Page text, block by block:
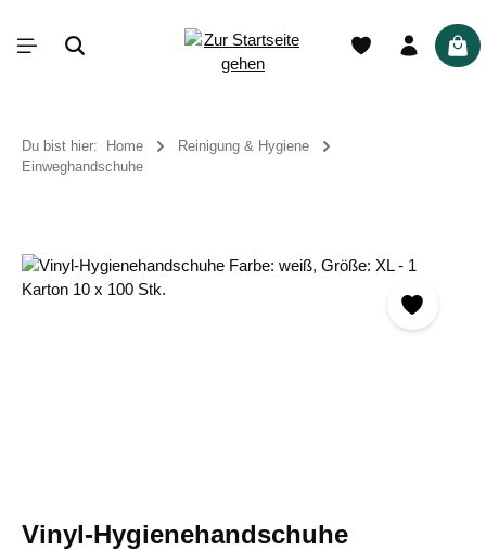
Du bist hier: Home
Reinigung & Hygiene
Einweghandschuhe
Bildergalerie überspringen
Vinyl-Hygienehandschuhe